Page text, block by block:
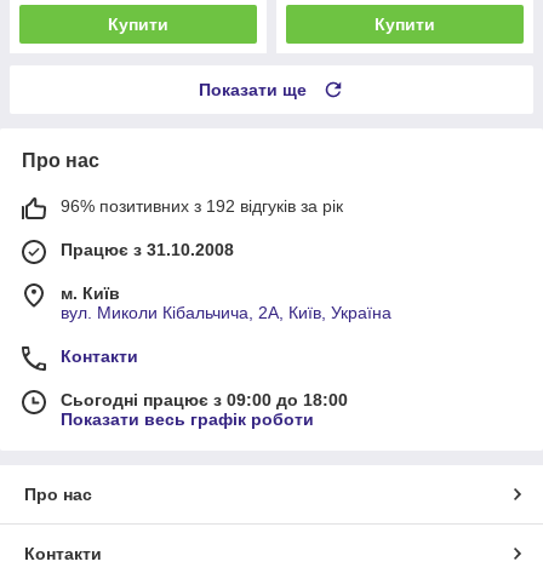
Купити Купити
Показати ще
Про нас
96% позитивних з 192 відгуків за рік
Працює з 31.10.2008
м. Київ
вул. Миколи Кібальчича, 2А, Київ, Україна
Контакти
Сьогодні працює з 09:00 до 18:00
Показати весь графік роботи
Про нас
Контакти